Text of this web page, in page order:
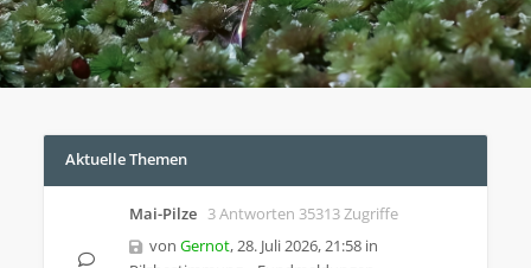
Aktuelle Themen
Mai-Pilze 3 Antworten 35313 Zugriffe
von Gernot,28. Juli 2026, 21:58 in